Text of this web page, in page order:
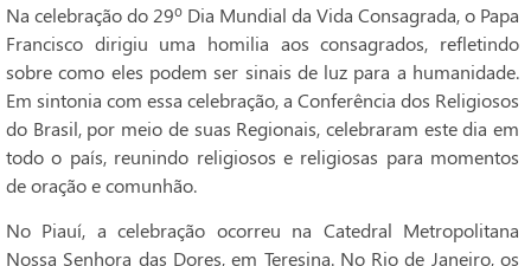
Na celebração do 29º Dia Mundial da Vida Consagrada, o Papa
Francisco dirigiu uma homilia aos consagrados, refletindo
sobre como eles podem ser sinais de luz para a humanidade.
Em sintonia com essa celebração, a Conferência dos Religiosos
do Brasil, por meio de suas Regionais, celebraram este dia em
todo o país, reunindo religiosos e religiosas para momentos
de oração e comunhão.
No Piauí, a celebração ocorreu na Catedral Metropolitana
Nossa Senhora das Dores, em Teresina. No Rio de Janeiro, os